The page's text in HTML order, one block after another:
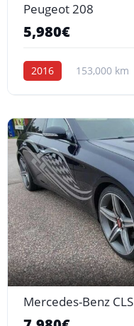
Peugeot 208
5,980€
2016 153,000 km
Mercedes-Benz CLS